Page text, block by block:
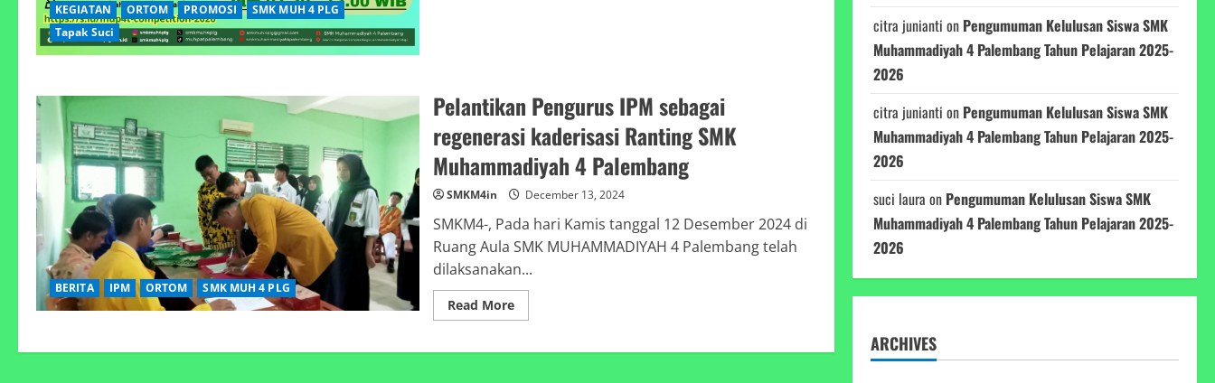
KEGIATAN
ORTOM PROMOSI
SMK MUH 4 PLG
Tapak Suci
BERITA IPM ORTOM SMK MUH 4 PLG
Pelantikan Pengurus IPM sebagai
regenerasi kaderisasi Ranting SMK
Muhammadiyah 4 Palembang
SMKM4in December 13, 2024
SMKM4-, Pada hari Kamis tanggal 12 Desember 2024 di
Ruang Aula SMK MUHAMMADIYAH 4 Palembang telah
dilaksanakan...
Read MoreRead
more
Pengurus
citra junianti on Pengumuman Kelulusan Siswa SMK
Muhammadiyah 4 Palembang Tahun Pelajaran 2025-
2026
citra junianti on Pengumuman Kelulusan Siswa SMK
Muhammadiyah 4 Palembang Tahun Pelajaran 2025-
2026
suci laura on Pengumuman Kelulusan Siswa SMK
Muhammadiyah 4 Palembang Tahun Pelajaran 2025-
2026
ARCHIVES